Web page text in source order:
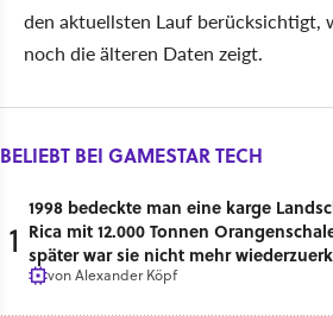
den aktuellsten Lauf berücksichtigt,
noch die älteren Daten zeigt.
BELIEBT BEI GAMESTAR TECH
1
1998 bedeckte man eine karge
Rica mit 12.000 Tonnen
später war sie nicht mehr
vonAlexander Köpf